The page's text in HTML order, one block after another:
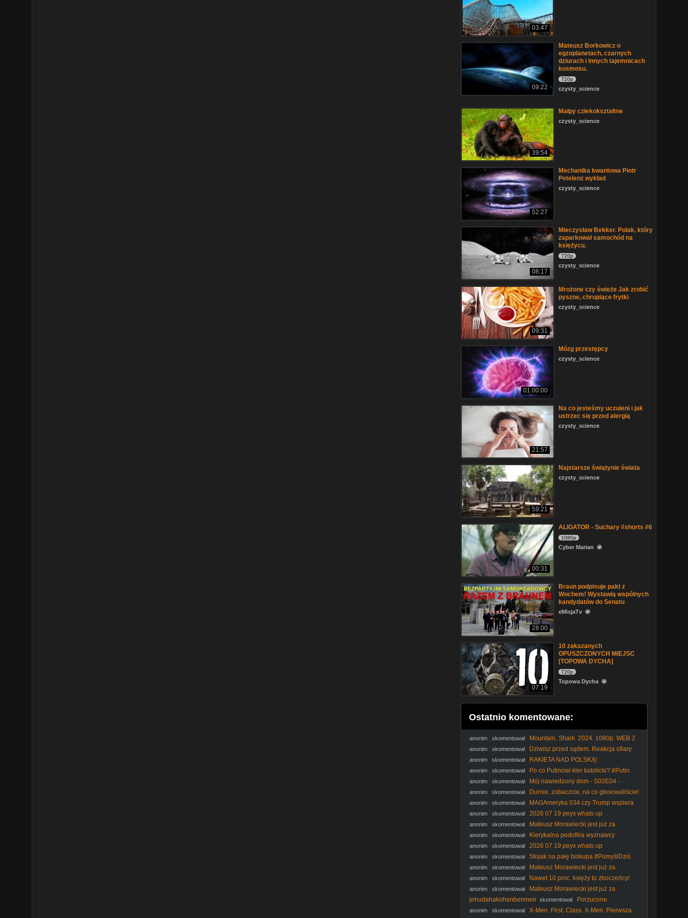
03:47
09:22
Mateusz Borkowicz o
egzoplanetach, czarnych
dziurach i innych tajemnicach
kosmosu.
720p
czysty_science
39:54
Małpy człekokształtne
czysty_science
52:27
Mechanika kwantowa Piotr
Petelenz wykład
czysty_science
08:17
Mieczysław Bekker. Polak, który
zaparkował samochód na
księżycu.
720p
czysty_science
09:31
Mrożone czy świeże Jak zrobić
pyszne, chrupiące frytki
czysty_science
01:00:00
Mózg przestępcy
czysty_science
21:57
Na co jesteśmy uczuleni i jak
ustrzec się przed alergią
czysty_science
59:21
Najstarsze świątynie świata
czysty_science
00:31
ALIGATOR - Suchary #shorts #6
1080p
Cyber Marian
28:00
Braun podpisuje pakt z
Wochem! Wystawią wspólnych
kandydatów do Senatu
eMisjaTv
07:19
10 zakazanych
OPUSZCZONYCH MIEJSC
[TOPOWA DYCHA]
720p
Topowa Dycha
Ostatnio komentowane:
anonim skomentował Mountain. Shark. 2024. 1080p. WEB 2
anonim skomentował
Dziwisz przed sądem. Reakcja ofiary
księdza I IPP
anonim skomentował
RAKIETA NAD POLSKĄ!
PRZERAŻAJĄCA NIEKOMPETENCJA RZĄDU
anonim skomentował
Po co Putinowi kler katolicki? #Putin
#Rosja #kler #katokomuna #polityka
anonim skomentował
Mój nawiedzony dom - S02E04 -
Akademik, sekretny pokój
anonim skomentował
Durnie, zobaczcie, na co głosowaliście!
#Nawrocki #Batyr #protestanci #wybory2025 #polityka
anonim skomentował
MAGAmeryka 034 czy Trump wspiera
Rosję
anonim skomentował 2026 07 19 peyx whats up
anonim skomentował
Mateusz Morawiecki jest już za
kompromisem aborcyjnym
anonim skomentował
Klerykalna pedofilia wyznawcy
molocha #kler #katolicyzm #Kościółkatolicki #katokomuna
anonim skomentował 2026 07 19 peyx whats up
anonim skomentował
Stojak na pałę biskupa #PomyślDziś
odc. 2644
anonim skomentował
Mateusz Morawiecki jest już za
kompromisem aborcyjnym
anonim skomentował
Nawet 10 proc. księży to zboczeńcy!
#IPPTVNaŻywo #ksiądz #kler
anonim skomentował
Mateusz Morawiecki jest już za
kompromisem aborcyjnym
jehudahakohenbenmeir skomentował
Porzucone
konstrukcje - co się stało - szczegóły w opisie
anonim skomentował
X-Men. First. Class. X-Men. Pierwsza.